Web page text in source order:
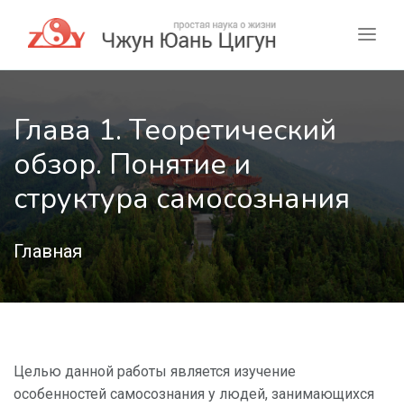
Глава 1. Теоретический
обзор. Понятие и
структура самосознания
Главная
Целью данной работы является изучение
особенностей самосознания у людей, занимающихся